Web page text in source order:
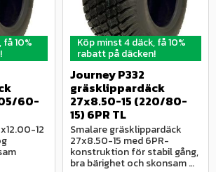
10%
60-
12
Köp minst 4 däck, få 10%
rabatt på däcken!
Journey P332
gräsklippardäck
27x8.50-15 (220/80-
15) 6PR TL
Smalare gräsklippardäck
27x8.50-15 med 6PR-
konstruktion för stabil gång,
bra bärighet och skonsam